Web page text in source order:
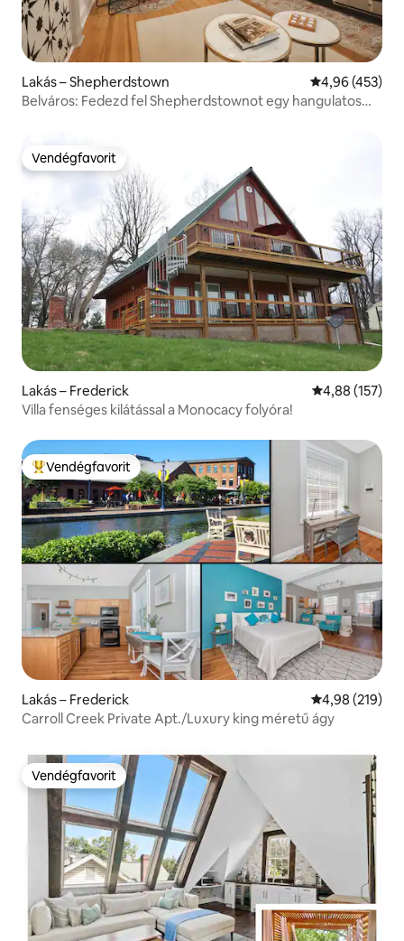
Lakás – Shepherdstown Átlagos
4,96 (453)
Belváros: Fedezd fel Shepherdstownot egy hangulatos
Vendégfavorit
Vendégfavorit
Lakás – Frederick Átlagos
4,88 (157)
Villa fenséges kilátással a Monocacy folyóra!
Kiemelt vendégfavorit
Vendégfavorit
Lakás – Frederick Átlagos
4,98 (219)
Carroll Creek Private Apt./Luxury king méretű ágy
Vendégfavorit
Vendégfavorit